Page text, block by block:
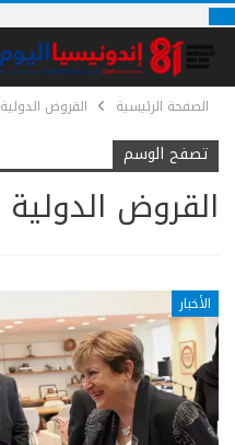
الصفحة الرئيسية القروض الدولية
تصفح الوسم
القروض الدولية
الأخبار